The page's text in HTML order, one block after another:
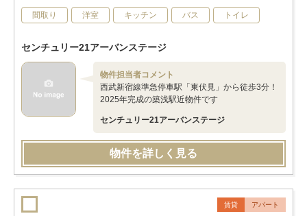
間取り 洋室 キッチン バス トイレ
センチュリー21アーバンステージ
物件担当者コメント
西武新宿線準急停車駅「東伏見」から徒歩3分！
2025年完成の築浅駅近物件です
センチュリー21アーバンステージ
物件を詳しく見る
賃貸 アパート